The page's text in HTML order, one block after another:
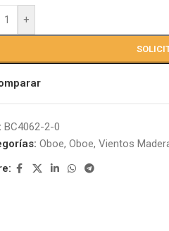
+
BC4062-2-0
Oboe, Oboe, Vientos